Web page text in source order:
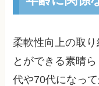
柔軟性向上の取
とができる素晴
代や70代になっ